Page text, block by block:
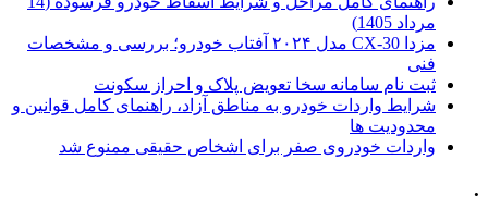
مرداد 1405)
مزدا CX-30 مدل ۲۰۲۴ آفتاب خودرو؛ بررسی و مشخصات
فنی
ثبت نام سامانه سخا تعویض پلاک و احراز سکونت
شرایط واردات خودرو به مناطق آزاد، راهنمای کامل قوانین و
محدودیت ها
واردات خودروی صفر برای اشخاص حقیقی ممنوع شد
.